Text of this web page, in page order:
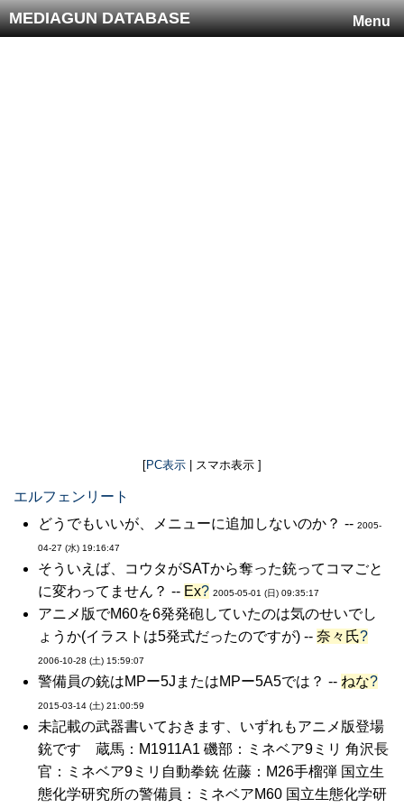
Menu
MEDIAGUN DATABASE
[PC表示 | スマホ表示 ]
エルフェンリート
どうでもいいが、メニューに追加しないのか？ -- 2005-
04-27 (水) 19:16:47
そういえば、コウタがSATから奪った銃ってコマごと
に変わってません？ -- Ex? 2005-05-01 (日) 09:35:17
アニメ版でM60を6発発砲していたのは気のせいでし
ょうか(イラストは5発式だったのですが) -- 奈々氏?
2006-10-28 (土) 15:59:07
警備員の銃はMPー5JまたはMPー5A5では？ -- ねな?
2015-03-14 (土) 21:00:59
未記載の武器書いておきます、いずれもアニメ版登場
銃です 蔵馬：M1911A1 磯部：ミネベア9ミリ 角沢長
官：ミネベア9ミリ自動拳銃 佐藤：M26手榴弾 国立生
態化学研究所の警備員：ミネベアM60 国立生態化学研